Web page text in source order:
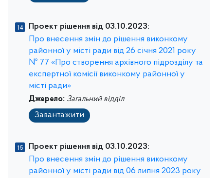
Проект рішення від 03.10.2023:
Про внесення змін до рішення виконкому
районної у місті ради від 26 січня 2021 року
№ 77 «Про створення архівного підрозділу та
експертної комісії виконкому районної у
місті ради»
Джерело: Загальний відділ
Завантажити
Проект рішення від 03.10.2023:
Про внесення змін до рішення виконкому
районної у місті ради від 06 липня 2023 року